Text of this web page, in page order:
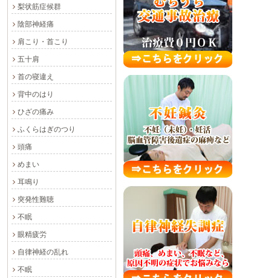
梨状筋症候群
陰部神経痛
肩こり・首こり
五十肩
首の寝違え
背中のはり
ひざの痛み
ふくらはぎのつり
頭痛
めまい
耳鳴り
突発性難聴
不眠
眼精疲労
自律神経の乱れ
不眠